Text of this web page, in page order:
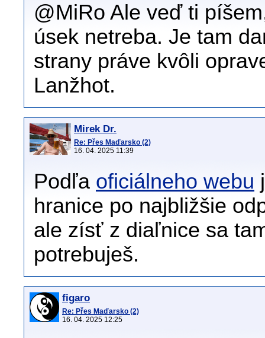
@MiRo Ale veď ti
úsek netreba. Je tam
strany práve kvôli
Lanžhot.
Mirek Dr.
Re: Přes Maďarsko (2)
16. 04. 2025 11:39
Podľa oficiálneho webu
hranice po najbližšie
ale zísť z diaľnice sa
potrebuješ.
figaro
Re: Přes Maďarsko (2)
16. 04. 2025 12:25